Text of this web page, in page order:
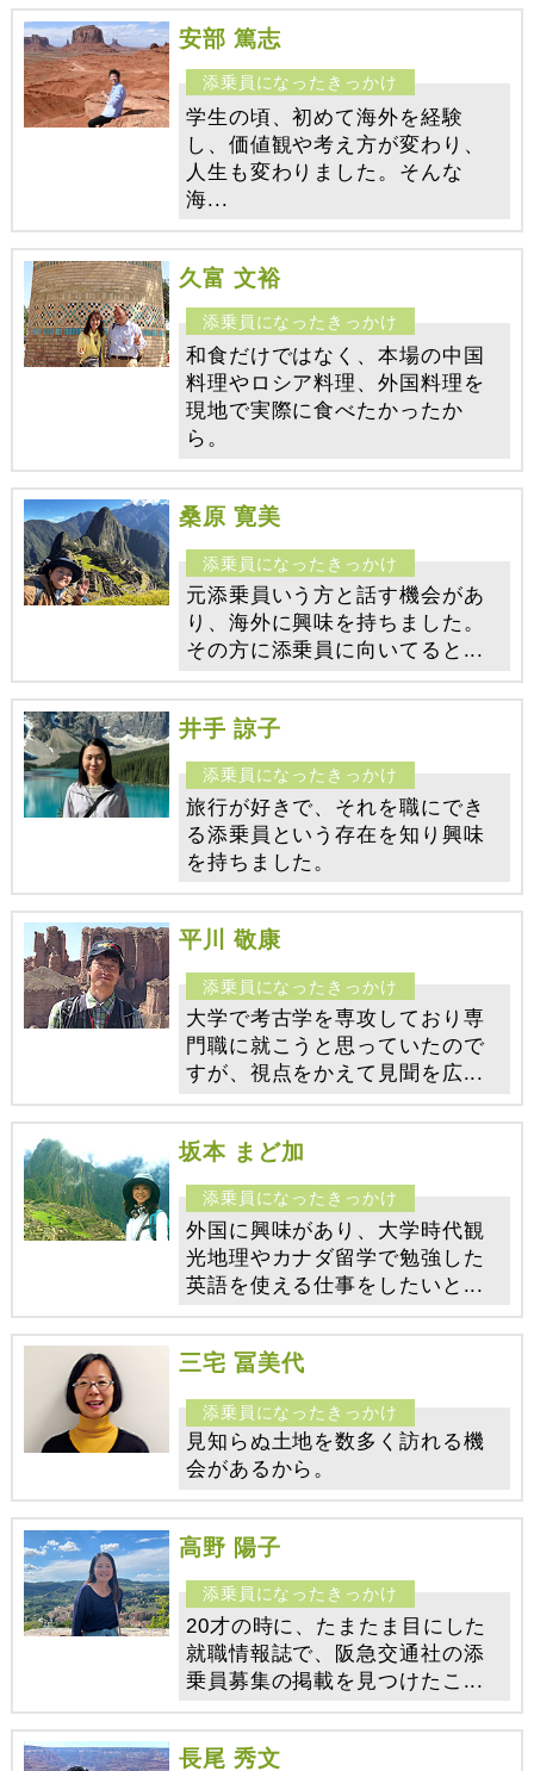
安部 篤志
学生の頃、初めて海外を経験
し、価値観や考え方が変わり、
人生も変わりました。そんな
海...
久富 文裕
和食だけではなく、本場の中国
料理やロシア料理、外国料理を
現地で実際に食べたかったか
ら。
桑原 寛美
元添乗員いう方と話す機会があ
り、海外に興味を持ちました。
その方に添乗員に向いてると...
井手 諒子
旅行が好きで、それを職にでき
る添乗員という存在を知り興味
を持ちました。
平川 敬康
大学で考古学を専攻しており専
門職に就こうと思っていたので
すが、視点をかえて見聞を広...
坂本 まど加
外国に興味があり、大学時代観
光地理やカナダ留学で勉強した
英語を使える仕事をしたいと...
三宅 冨美代
見知らぬ土地を数多く訪れる機
会があるから。
高野 陽子
20才の時に、たまたま目にした
就職情報誌で、阪急交通社の添
乗員募集の掲載を見つけたこ...
長尾 秀文